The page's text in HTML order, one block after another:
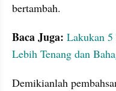
bertambah.
Baca Juga: Lakukan
Lebih Tenang dan
Demikianlah